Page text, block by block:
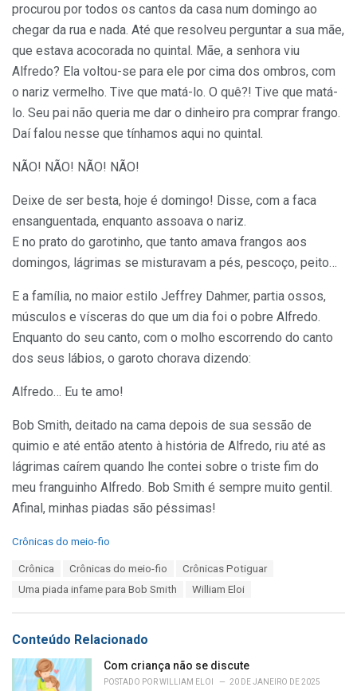
procurou por todos os cantos da casa num domingo ao
chegar da rua e nada. Até que resolveu perguntar a sua mãe,
que estava acocorada no quintal. Mãe, a senhora viu
Alfredo? Ela voltou-se para ele por cima dos ombros, com
o nariz vermelho. Tive que matá-lo. O quê?! Tive que matá-
lo. Seu pai não queria me dar o dinheiro pra comprar frango.
Daí falou nesse que tínhamos aqui no quintal.
NÃO! NÃO! NÃO! NÃO!
Deixe de ser besta, hoje é domingo! Disse, com a faca
ensanguentada, enquanto assoava o nariz.
E no prato do garotinho, que tanto amava frangos aos
domingos, lágrimas se misturavam a pés, pescoço, peito…
E a família, no maior estilo Jeffrey Dahmer, partia ossos,
músculos e vísceras do que um dia foi o pobre Alfredo.
Enquanto do seu canto, com o molho escorrendo do canto
dos seus lábios, o garoto chorava dizendo:
Alfredo… Eu te amo!
Bob Smith, deitado na cama depois de sua sessão de
quimio e até então atento à história de Alfredo, riu até as
lágrimas caírem quando lhe contei sobre o triste fim do
meu franguinho Alfredo. Bob Smith é sempre muito gentil.
Afinal, minhas piadas são péssimas!
C
i
e
Crônicas do meio-fio
Crônica Crônicas do meio-fio
Crônicas Potiguar
Uma piada infame para Bob Smith
William Eloi
Conteúdo Relacionado
Com criança não se discute
POSTADO PORWILLIAM ELOI 20 DE JANEIRO DE 2025